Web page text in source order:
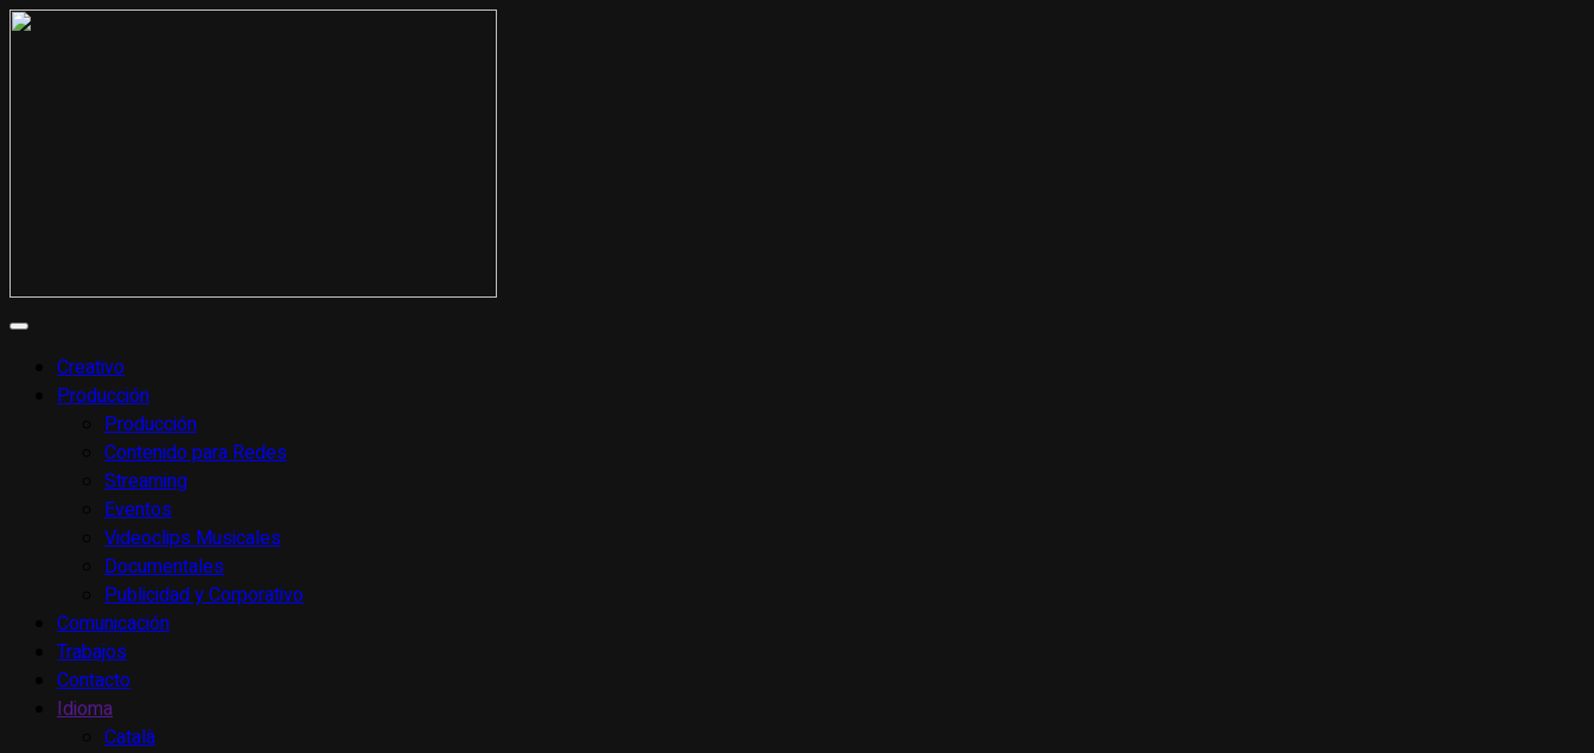
Creativo
Producción
Producción
Contenido para Redes
Streaming
Eventos
Videoclips Musicales
Documentales
Publicidad y Corporativo
Comunicación
Trabajos
Contacto
Idioma
Català